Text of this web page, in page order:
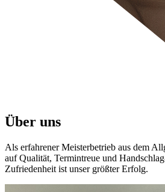
Über uns
Als erfahrener Meisterbetrieb aus dem
auf Qualität, Termintreue und
Zufriedenheit ist unser größter Erfolg.